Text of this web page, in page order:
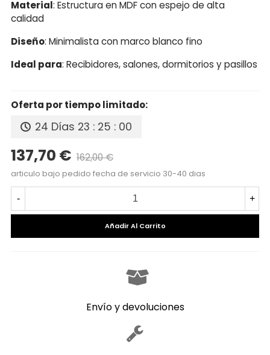
Material: Estructura en MDF con espejo de alta
calidad
Diseño: Minimalista con marco blanco fino
Ideal para: Recibidores, salones, dormitorios y pasillos
Oferta por tiempo limitado:
24 Días 23 : 25 : 00
137,70 € 162,00 €
articulo bajo pedido fecha de servicio 30-40 dias
- +
Añadir Al Carrito
Envío y devoluciones